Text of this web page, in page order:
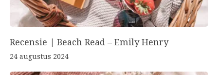
Recensie | Beach Read – Emily Henry
24 augustus 2024